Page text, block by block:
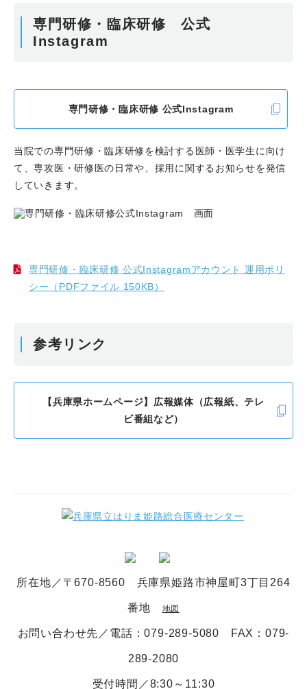
専門研修・臨床研修 公式
Instagram
専門研修・臨床研修 公式Instagram
当院での専門研修・臨床研修を検討する医師・医学生に向け
て、専攻医・研修医の日常や、採用に関するお知らせを発信
していきます。
専門研修・臨床研修 公式Instagramアカウント 運用ポリ
シー（PDFファイル 150KB）
参考リンク
【兵庫県ホームページ】広報媒体（広報紙、テレ
ビ番組など）
所在地／〒670-8560 兵庫県姫路市神屋町3丁目264
番地 地図
お問い合わせ先／電話 ：079-289-5080 FAX：079-
289-2080
受付時間／8:30～11:30